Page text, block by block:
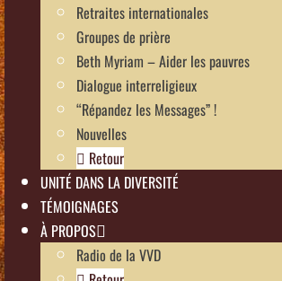
Retraites internationales
Groupes de prière
Beth Myriam – Aider les pauvres
Dialogue interreligieux
“Répandez les Messages” !
Nouvelles
Retour
UNITÉ DANS LA DIVERSITÉ
TÉMOIGNAGES
À PROPOS
Radio de la VVD